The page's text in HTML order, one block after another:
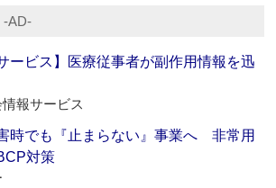
‐AD‐
ービス】医療従事者が副作用情報を迅
報サービス
時でも『止まらない』事業へ 非常用
対策